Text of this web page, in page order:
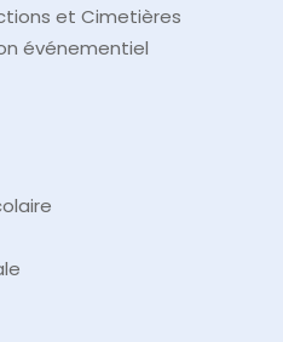
et Cimetières
événementiel